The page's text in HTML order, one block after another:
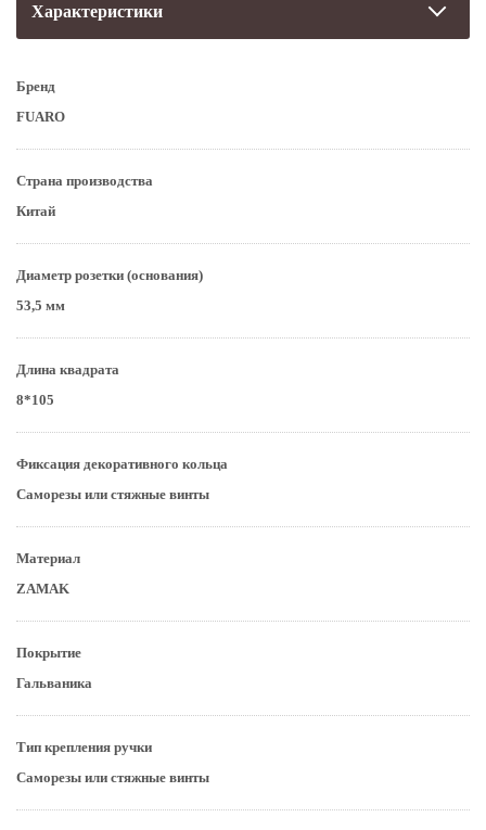
Характеристики
Бренд
FUARO
Страна производства
Китай
Диаметр розетки (основания)
53,5 мм
Длина квадрата
8*105
Фиксация декоративного кольца
Саморезы или стяжные винты
Материал
ZAMAK
Покрытие
Гальваника
Тип крепления ручки
Саморезы или стяжные винты